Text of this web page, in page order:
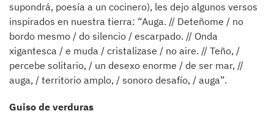
supondrá, poesía a un cocinero), les dejo algunos versos
inspirados en nuestra tierra: “Auga. // Deteñome / no
bordo mesmo / do silencio / escarpado. // Onda
xigantesca / e muda / cristalizase / no aire. // Teño, /
percebe solitario, / un desexo enorme / de ser mar, //
auga, / territorio amplo, / sonoro desafío, / auga”.
Guiso de verduras